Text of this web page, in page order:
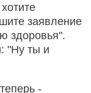
заявление
здоровья".
"Ну ты и
-